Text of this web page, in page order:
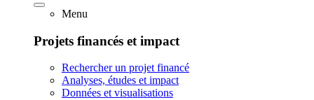
Menu
Projets financés et impact
Rechercher un projet financé
Analyses, études et impact
Données et visualisations